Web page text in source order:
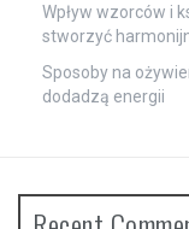
Wpływ wzorców i
stworzyć
Sposoby na
dodadzą energii